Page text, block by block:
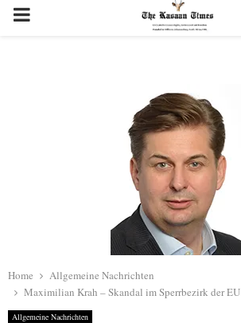
PRIMARY
Home
Allgemeine Nachrichten
Maximilian Krah – Skandal im Sperrbezirk der EU
Allgemeine Nachrichten